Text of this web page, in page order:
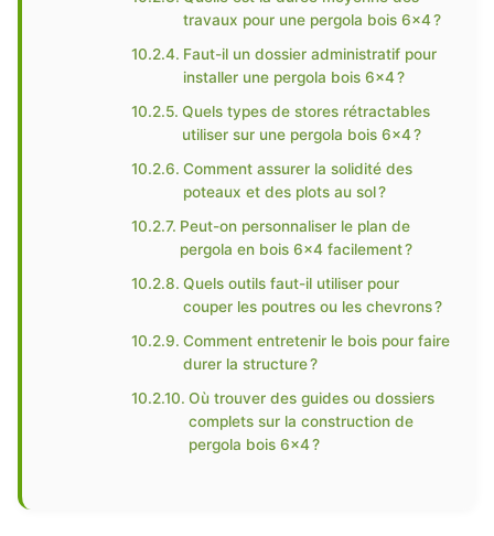
travaux pour une pergola bois 6×4 ?
Faut-il un dossier administratif pour
installer une pergola bois 6×4 ?
Quels types de stores rétractables
utiliser sur une pergola bois 6×4 ?
Comment assurer la solidité des
poteaux et des plots au sol ?
Peut-on personnaliser le plan de
pergola en bois 6×4 facilement ?
Quels outils faut-il utiliser pour
couper les poutres ou les chevrons ?
Comment entretenir le bois pour faire
durer la structure ?
Où trouver des guides ou dossiers
complets sur la construction de
pergola bois 6×4 ?